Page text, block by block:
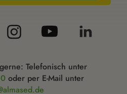
Telefonisch unter
oder per E-Mail unter